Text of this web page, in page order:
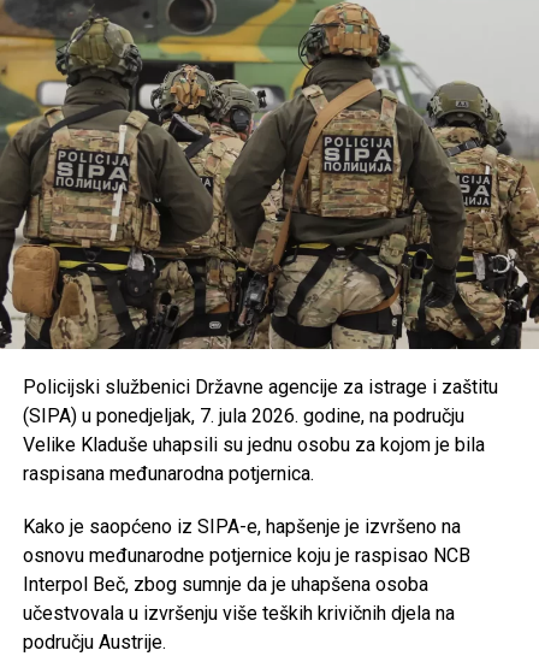
Osigurano je
300.000 KM
za turističke i druge
manifestacije gradova i općina u USK kroz program
podrške razvoju turističke ponude.
Usvojena je nova odluka kojom se uređuju uslovi i
kriteriji za ostvarivanje prava na prednost pri
zapošljavanju i zadržavanju na poslu pripadnika
branilačkih kategorija.
Podržan je projekat Osnovne škole “Jezerski” iz
Bosanske Krupe, koji se realizuje u saradnji s
UNDP-om u okviru aktivnosti zelene tranzicije u
Bosni i Hercegovini.
Bihaćko muftijstvo i Ilmijju u ukupnom iznosu od
147.000 KM.
Iz Vlade USK poručuju da će i u narednom periodu
obrazovanja, podršku boračkoj populaciji, razvoj
turizma i poboljšanje kvaliteta života građana
Unsko-sanskog kantona.
Share
Share
Policijski službenici Državne agencije za istrage i zaštitu
(SIPA) u ponedjeljak, 7. jula 2026. godine, na području
Velike Kladuše uhapsili su jednu osobu za kojom je bila
raspisana međunarodna potjernica.
Kako je saopćeno iz SIPA-e, hapšenje je izvršeno na
osnovu međunarodne potjernice koju je raspisao NCB
Interpol Beč, zbog sumnje da je uhapšena osoba
učestvovala u izvršenju više teških krivičnih djela na
području Austrije.